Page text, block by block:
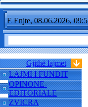
E Enjte, 08.06.2026,
Gjithë lajmet
LAJMI I FUNDIT
OPINONE-
EDITORIALE
ZVICRA